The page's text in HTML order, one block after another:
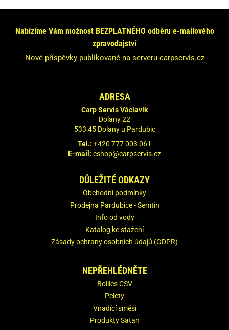
Odpovíme Vám do 24 hodin.
Vaše údaje nebudeme nikde zveřejňovat.
Nabízíme Vám možnost BEZPLATNÉHO odběru e-mailového
zpravodajství
Nové příspěvky publikované na serveru carpservis.cz
ADRESA
Carp Servis Václavík
Dolany 22
533 45 Dolany u Pardubic
Tel.: +420 777 003 061
E-mail: eshop@carpservis.cz
DŮLEŽITÉ ODKAZY
Obchodní podmínky
Prodejna Pardubice - Semtín
Info od vody
Katalog ke stažení
Zásady ochrany osobních údajů (GDPR)
NEPŘEHLÉDNĚTE
Boilies CSV
Pelety
Vnadící směsi
Produkty Satan